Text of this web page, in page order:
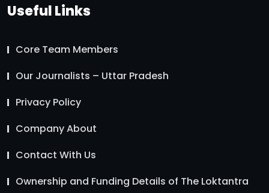
Useful Links
Core Team Members
Our Journalists – Uttar Pradesh
Privacy Policy
Company About
Contact With Us
Ownership and Funding Details of The Loktantra